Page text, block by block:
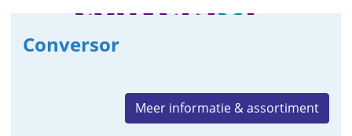
Conversor
Meer informatie & assortiment